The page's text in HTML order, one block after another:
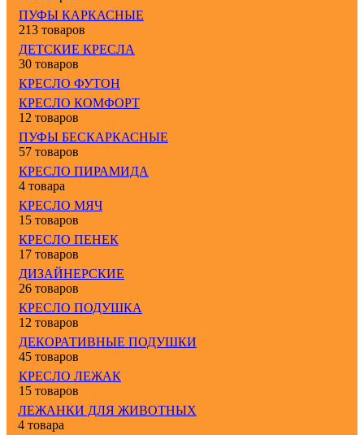
ПУФЫ КАРКАСНЫЕ
213 товаров
ДЕТСКИЕ КРЕСЛА
30 товаров
КРЕСЛО ФУТОН
КРЕСЛО КОМФОРТ
12 товаров
ПУФЫ БЕСКАРКАСНЫЕ
57 товаров
КРЕСЛО ПИРАМИДА
4 товара
КРЕСЛО МЯЧ
15 товаров
КРЕСЛО ПЕНЕК
17 товаров
ДИЗАЙНЕРСКИЕ
26 товаров
КРЕСЛО ПОДУШКА
12 товаров
ДЕКОРАТИВНЫЕ ПОДУШКИ
45 товаров
КРЕСЛО ЛЕЖАК
15 товаров
ЛЕЖАНКИ ДЛЯ ЖИВОТНЫХ
4 товара